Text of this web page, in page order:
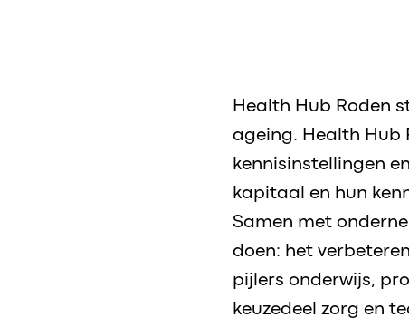
Health Hub Roden
ageing. Health Hub
kennisinstellingen
kapitaal en hun
Samen met
doen: het
pijlers onderwijs,
keuzedeel zorg en